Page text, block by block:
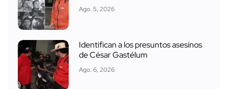
Ago. 5, 2026
Identifican a los presuntos asesinos
de César Gastélum
Ago. 6, 2026